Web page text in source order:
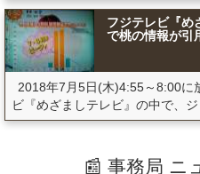
フジテレビ『め
で桃の情報が引
2018年7月5日(木)4:55～8:00に
ビ『めざましテレビ』の中で、ジ
📰 事務局 ニ